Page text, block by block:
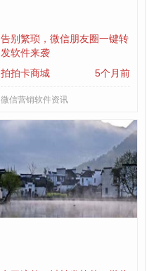
告别繁琐，微信朋友圈一键转
发软件来袭
拍拍卡商城
5个月前
微信营销软件资讯